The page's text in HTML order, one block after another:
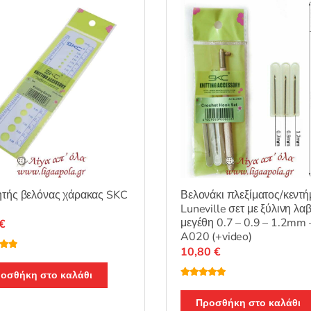
βελόνας χάρακας SKC
5 στο καλάθι
Βελονάκι πλεξίματος/
Luneville σετ με ξύλινη
μεγέθη 0.7 – 0.9 – 1.2mm
A020 (+video)
θηκε με5.00
από 5
10,80 €
Προσθήκη στο καλάθι